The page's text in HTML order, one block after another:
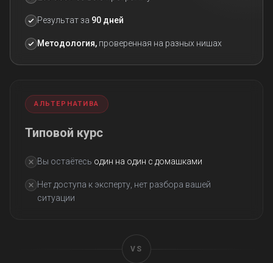
Результат за 90 дней
Методология, проверенная на разных нишах
АЛЬТЕРНАТИВА
Типовой курс
Вы остаётесь один на один с домашками
Нет доступа к эксперту, нет разбора вашей
ситуации
VS